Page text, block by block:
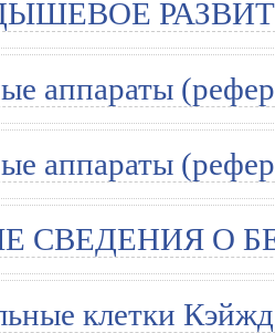
аппараты
аппараты
СВЕДЕНИЯ О
клетки